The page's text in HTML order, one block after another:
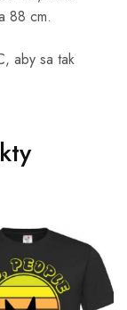
88 cm.
aby sa tak